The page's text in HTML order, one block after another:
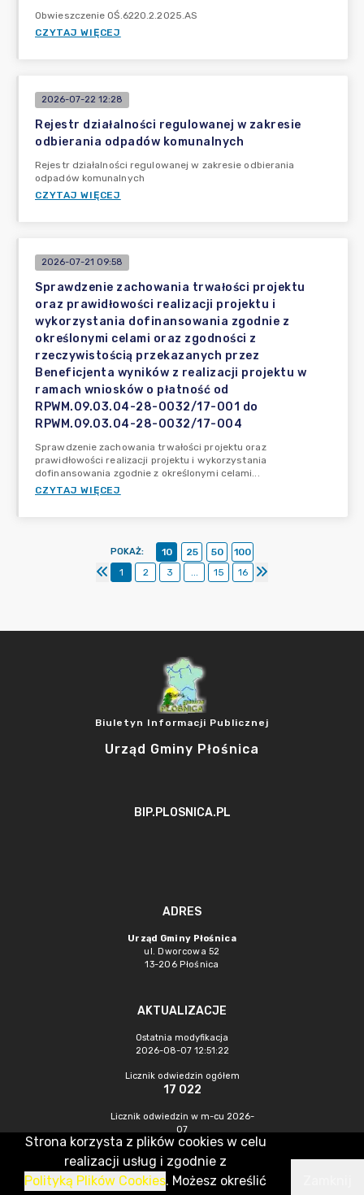
Obwieszczenie OŚ.6220.2.2025.AS
CZYTAJ WIĘCEJ
2026-07-22 12:28
Rejestr działalności regulowanej w zakresie
odbierania odpadów komunalnych
Rejestr działalności regulowanej w zakresie odbierania
odpadów komunalnych
CZYTAJ WIĘCEJ
2026-07-21 09:58
Sprawdzenie zachowania trwałości projektu
oraz prawidłowości realizacji projektu i
wykorzystania dofinansowania zgodnie z
określonymi celami oraz zgodności z
rzeczywistością przekazanych przez
Beneficjenta wyników z realizacji projektu w
ramach wniosków o płatność od
RPWM.09.03.04-28-0032/17-001 do
RPWM.09.03.04-28-0032/17-004
Sprawdzenie zachowania trwałości projektu oraz
prawidłowości realizacji projektu i wykorzystania
dofinansowania zgodnie z określonymi celami...
CZYTAJ WIĘCEJ
POKAŻ: 10 25 50
100
1
2 3 ... 15 16
Biuletyn Informacji Publicznej
Urząd Gminy Płośnica
BIP.PLOSNICA.PL
ADRES
Urząd Gminy Płośnica
ul. Dworcowa 52
13-206 Płośnica
AKTUALIZACJE
Ostatnia modyfikacja
2026-08-07 12:51:22
Licznik odwiedzin ogółem
17 022
Licznik odwiedzin w m-cu 2026-
07
395
CMS & Hosting: Nefeni Sp. z o.o.
Strona korzysta z plików cookies w celu
realizacji usług i zgodnie z
Polityką Plików Cookies. Możesz określić